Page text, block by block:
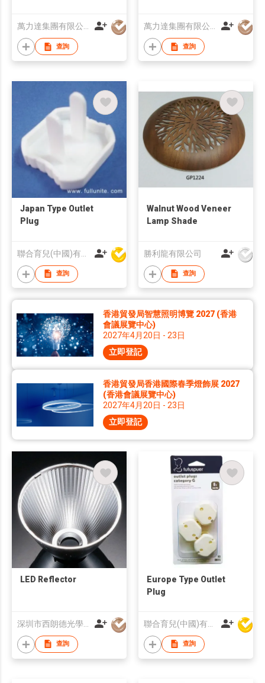
萬力達集團有限公司
查詢
萬力達集團有限公司
查詢
Japan Type Outlet
Plug
查詢
Walnut Wood Veneer
Lamp Shade
勝利龍有限公司
查詢
香港貿發局智慧照明博覽 2027 (香港
會議展覽中心)
2027年4月20日 - 23日
立即登記
香港貿發局香港國際春季燈飾展 2027
(香港會議展覽中心)
2027年4月20日 - 23日
立即登記
LED Reflector
查詢
Europe Type Outlet
Plug
查詢